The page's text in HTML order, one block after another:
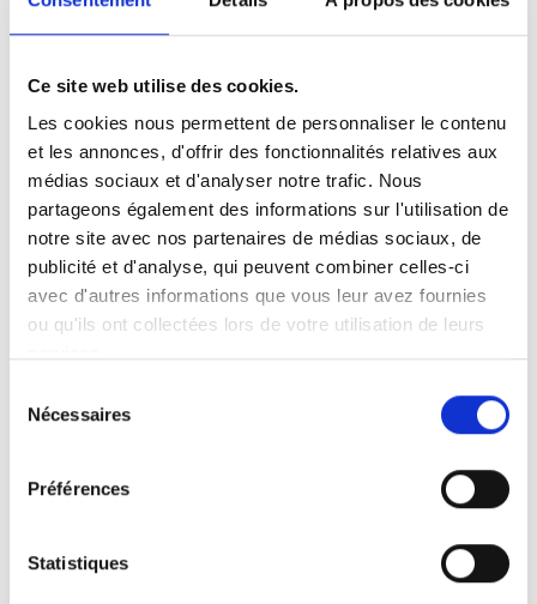
Ce site web utilise des cookies.
Les cookies nous permettent de personnaliser le contenu
et les annonces, d'offrir des fonctionnalités relatives aux
médias sociaux et d'analyser notre trafic. Nous
partageons également des informations sur l'utilisation de
notre site avec nos partenaires de médias sociaux, de
publicité et d'analyse, qui peuvent combiner celles-ci
avec d'autres informations que vous leur avez fournies
ou qu'ils ont collectées lors de votre utilisation de leurs
Nécessaires
Préférences
Statistiques
Ouvrez le menu déroulant sur la gauche et sélectionnez le
produit qui vous intéresse. Remarque : pour certains produits, il
n’y a pas de vidéo.
Intégration de vidéo
Sous chaque vidéo se trouve un code que vous pouvez utiliser
pour intégrer la vidéo dans votre site web.
Abonnez-vous
Pour être notifié dès qu’une nouvelle vidéo est disponible, nous
vous invitons à vous abonner à notre chaîneYouTube ici.